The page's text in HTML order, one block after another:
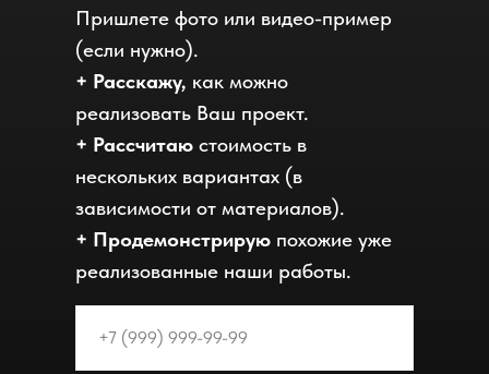
Пришлете фото или видео-пример
(если нужно).
+ Расскажу, как можно
реализовать Ваш проект.
+ Рассчитаю стоимость в
нескольких вариантах (в
зависимости от материалов).
+ Продемонстрирую похожие уже
реализованные наши работы.